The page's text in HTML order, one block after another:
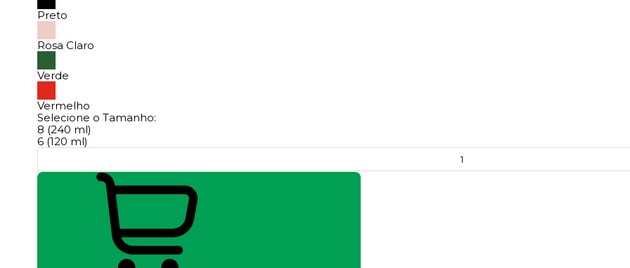
Preto
Rosa Claro
Verde
Vermelho
Selecione o Tamanho:
8 (240 ml)
6 (120 ml)